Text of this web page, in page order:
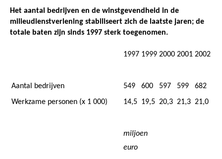
Het aantal bedrijven en de winstgevendheid in de
milieudienstverlening stabiliseert zich de laatste jaren; de
totale baten zijn sinds 1997 sterk toegenomen.
1997 1999 2000 2001 2002
Aantal bedrijven 549 600 597 599
682
Werkzame personen (x 1 000)
14,5 19,5 20,3 21,3 21,0
miljoen
euro